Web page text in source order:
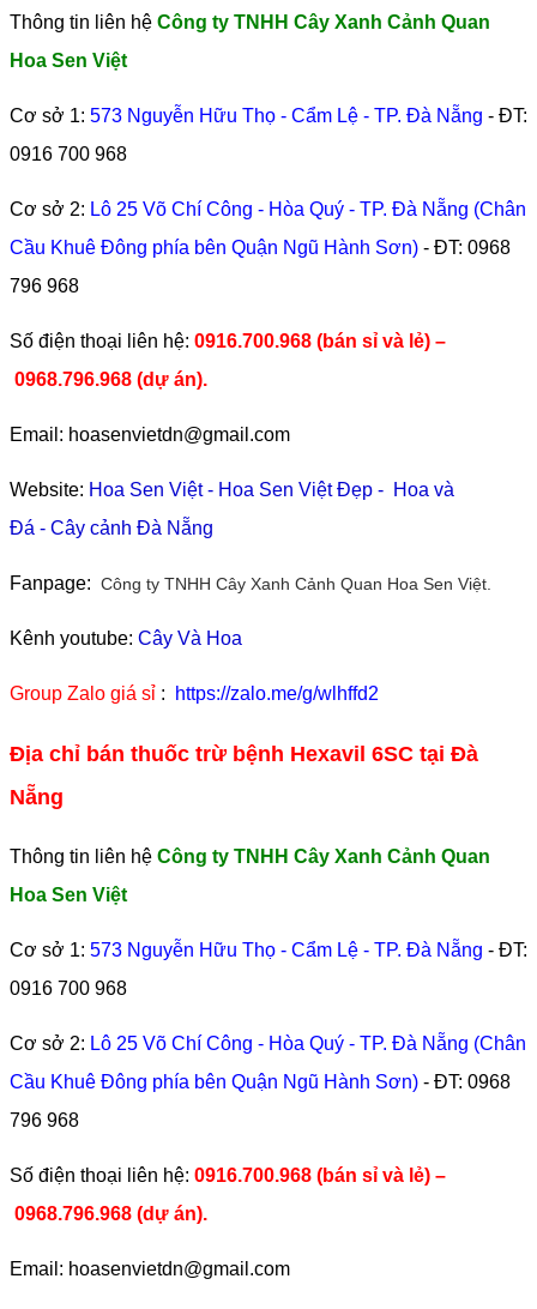
Thông tin liên hệ Công ty TNHH Cây Xanh Cảnh Quan
Hoa Sen Việt
Cơ sở 1: 573 Nguyễn Hữu Thọ - Cẩm Lệ - TP. Đà Nẵng - ĐT:
0916 700 968
Cơ sở 2: Lô 25 Võ Chí Công - Hòa Quý - TP. Đà Nẵng (Chân
Cầu Khuê Đông phía bên Quận Ngũ Hành Sơn) - ĐT: 0968
796 968
​Số điện thoại liên hệ: 0916.700.968 (bán sỉ và lẻ) –
0968.796.968 (dự án).
Email: hoasenvietdn@gmail.com
Website: Hoa Sen Việt- Hoa Sen Việt Đẹp - Hoa và
Đá - Cây cảnh Đà Nẵng
Fanpage: Công ty TNHH Cây Xanh Cảnh Quan Hoa Sen Việt.
Kênh youtube: Cây Và Hoa
Group Zalo giá sỉ : https://zalo.me/g/wlhffd2
Địa chỉ bán thuốc trừ bệnh Hexavil 6SC tại Đà
Nẵng
Thông tin liên hệ Công ty TNHH Cây Xanh Cảnh Quan
Hoa Sen Việt
Cơ sở 1: 573 Nguyễn Hữu Thọ - Cẩm Lệ - TP. Đà Nẵng - ĐT:
0916 700 968
Cơ sở 2: Lô 25 Võ Chí Công - Hòa Quý - TP. Đà Nẵng (Chân
Cầu Khuê Đông phía bên Quận Ngũ Hành Sơn) - ĐT: 0968
796 968
​Số điện thoại liên hệ: 0916.700.968 (bán sỉ và lẻ) –
0968.796.968 (dự án).
Email: hoasenvietdn@gmail.com